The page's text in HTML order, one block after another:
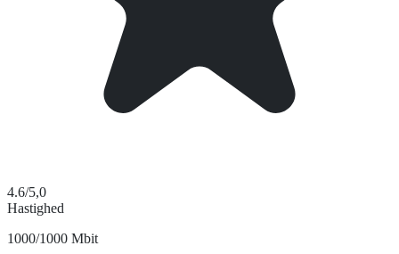
4.6/5,0
Hastighed
1000/1000 Mbit